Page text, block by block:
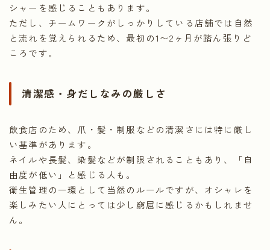
シャーを感じることもあります。
ただし、チームワークがしっかりしている店舗では自然
と流れを覚えられるため、最初の1〜2ヶ月が踏ん張りど
ころです。
清潔感・身だしなみの厳しさ
飲食店のため、爪・髪・制服などの清潔さには特に厳し
い基準があります。
ネイルや長髪、染髪などが制限されることもあり、「自
由度が低い」と感じる人も。
衛生管理の一環として当然のルールですが、オシャレを
楽しみたい人にとっては少し窮屈に感じるかもしれませ
ん。